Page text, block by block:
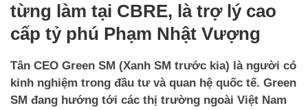
từng làm tại CBRE, là trợ lý cao
cấp tỷ phú Phạm Nhật Vượng
Tân CEO Green SM (Xanh SM trước kia) là người có
kinh nghiệm trong đầu tư và quan hệ quốc tế. Green
SM đang hướng tới các thị trường ngoài Việt Nam